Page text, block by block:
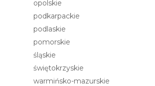
opolskie
podkarpackie
podlaskie
pomorskie
śląskie
świętokrzyskie
warmińsko-mazurskie